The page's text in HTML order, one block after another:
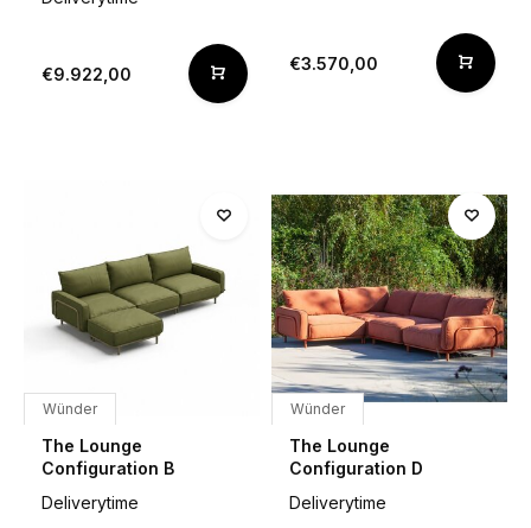
€9.922,00
€3.570,00
Wünder
The Lounge
Configuration B
Deliverytime
Wünder
The Lounge
Configuration D
Deliverytime